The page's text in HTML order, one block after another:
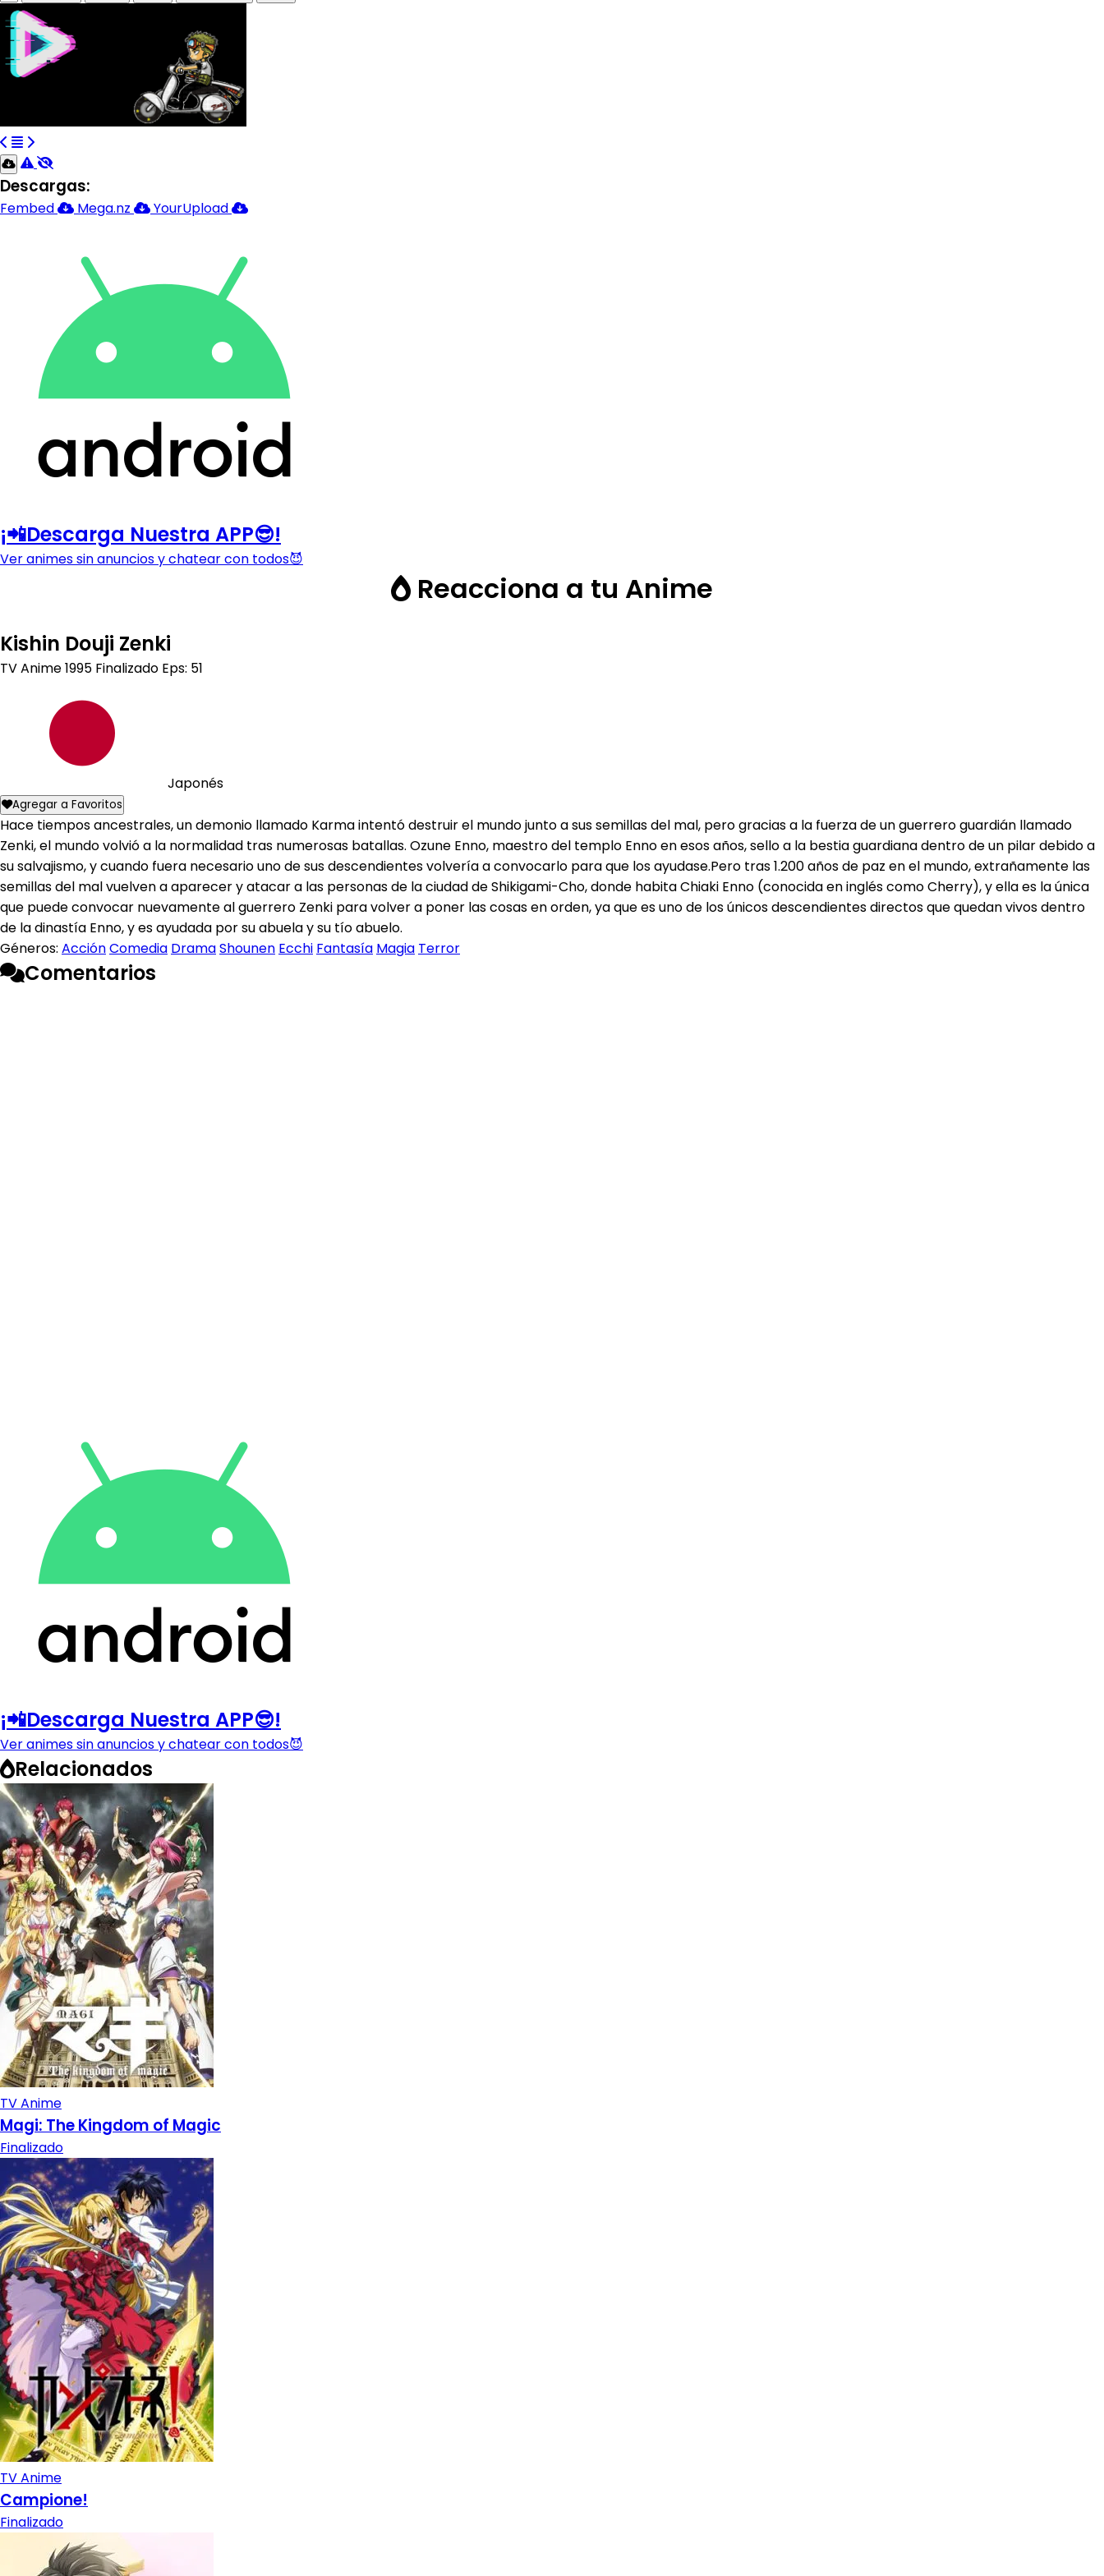
Descargas:
Fembed Mega.nz YourUpload
¡📲Descarga Nuestra APP😎!
Ver animes sin anuncios y chatear con todos😈
Reacciona a tu Anime
Kishin Douji Zenki
TV Anime1995 Finalizado Eps: 51
Japonés
Agregar a Favoritos
Hace tiempos ancestrales, un demonio llamado Karma intentó destruir el mundo junto a sus semillas del mal, pero gracias a la fuerza de un guerrero guardián llamado
Zenki, el mundo volvió a la normalidad tras numerosas batallas. Ozune Enno, maestro del templo Enno en esos años, sello a la bestia guardiana dentro de un pilar debido a
su salvajismo, y cuando fuera necesario uno de sus descendientes volvería a convocarlo para que los ayudase.Pero tras 1.200 años de paz en el mundo, extrañamente las
semillas del mal vuelven a aparecer y atacar a las personas de la ciudad de Shikigami-Cho, donde habita Chiaki Enno (conocida en inglés como Cherry), y ella es la única
que puede convocar nuevamente al guerrero Zenki para volver a poner las cosas en orden, ya que es uno de los únicos descendientes directos que quedan vivos dentro
de la dinastía Enno, y es ayudada por su abuela y su tío abuelo.
Géneros: AcciónComedia DramaShounen Ecchi Fantasía Magia Terror
Comentarios
¡📲Descarga Nuestra APP😎!
Ver animes sin anuncios y chatear con todos😈
Relacionados
TV Anime
Magi: The Kingdom of Magic
Finalizado
TV Anime
Campione!
Finalizado